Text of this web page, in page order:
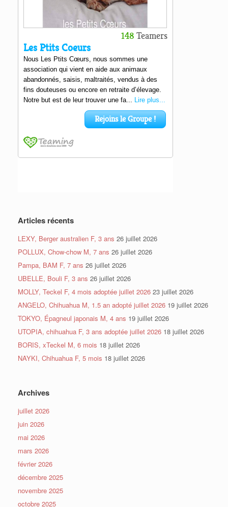
Articles récents
LEXY, Berger australien F, 3 ans 26 juillet 2026
POLLUX, Chow-chow M, 7 ans 26 juillet 2026
Pampa, BAM F, 7 ans 26 juillet 2026
UBELLE, Bouli F, 3 ans 26 juillet 2026
MOLLY, Teckel F, 4 mois adoptée juillet 2026 23 juillet 2026
ANGELO, Chihuahua M, 1.5 an adopté juillet 2026 19 juillet 2026
TOKYO, Épagneul japonais M, 4 ans 19 juillet 2026
UTOPIA, chihuahua F, 3 ans adoptée juillet 2026 18 juillet 2026
BORIS, xTeckel M, 6 mois 18 juillet 2026
NAYKI, Chihuahua F, 5 mois 18 juillet 2026
Archives
juillet 2026
juin 2026
mai 2026
mars 2026
février 2026
décembre 2025
novembre 2025
octobre 2025